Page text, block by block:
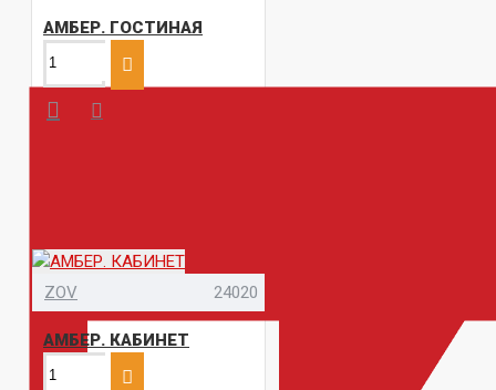
АМБЕР. ГОСТИНАЯ
ZOV 24020
АМБЕР. КАБИНЕТ